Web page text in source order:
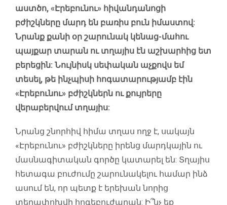
աստծո, «Էրեբունու» հիվանդանոցի
բժիշկները մարդ են բառիս բուն իմաստով:
Նրանք քանի օր շարունակ կենաց-մահու
պայքար տարան ու տղայիս էն աշխարհից ետ
բերեցին: Նույնիսկ սեփական աչքովս եմ
տեսել, թե ինչպիսի հոգատարությամբ էին
«Էրեբունու» բժիշկներն ու քույրերը
վերաբերվում տղայիս:
Նրանց շնորհիվ հիմա տղաս ողջ է, սակայն
«Էրեբունու» բժիշկները իրենց մարդկային ու
մասնագիտական գործը կատարել են: Տղայիս
հետագա բուժումը շարունակելու համար ինձ
ասում են, որ պետք է երեխան նորից
տեղափոխվի հոգեբուժարան: Ի՞նչ եք